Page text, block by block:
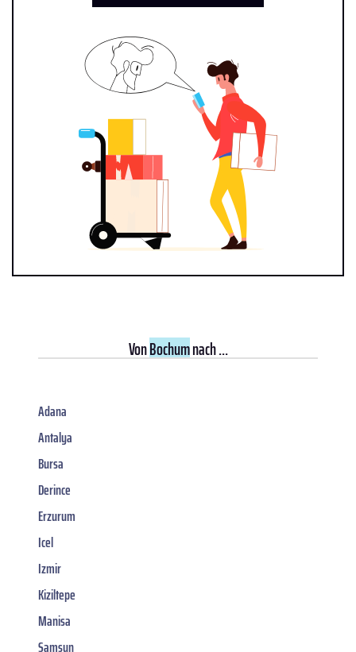
VonBochumnach ...
Adana
Antalya
Bursa
Derince
Erzurum
Icel
Izmir
Kiziltepe
Manisa
Samsun